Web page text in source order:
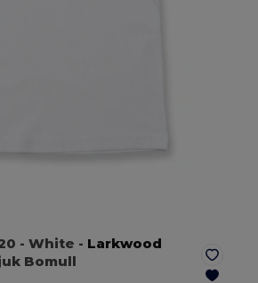
- White - Larkwood
Bomull